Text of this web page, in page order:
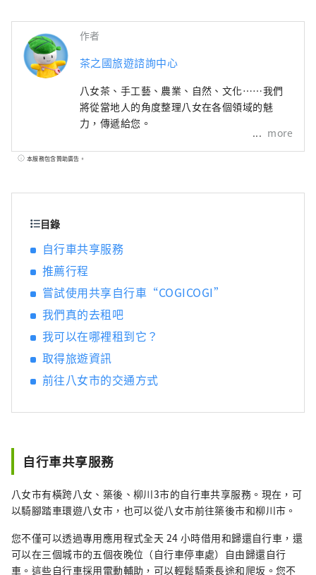
作者
茶之國旅遊諮詢中心
八女茶、手工藝、農業、自然、文化……我們
將從當地人的角度整理八女在各個領域的魅
力，傳遞給您。
more
本服務包含贊助廣告。
目錄
自行車共享服務
推薦行程
嘗試使用共享自行車“COGICOGI”
我們真的去租吧
我可以在哪裡租到它？
取得旅遊資訊
前往八女市的交通方式
自行車共享服務
八女市有橫跨八女、築後、柳川3市的自行車共享服務。現在，可
以騎腳踏車環遊八女市，也可以從八女市前往築後市和柳川市。
您不僅可以透過專用應用程式全天 24 小時借用和歸還自行車，還
可以在三個城市的五個夜晚位（自行車停車處）自由歸還自行
車。這些自行車採用電動輔助，可以輕鬆騎乘長途和爬坂。您不